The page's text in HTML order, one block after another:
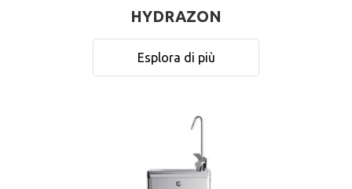
HYDRAZON
Esplora di più